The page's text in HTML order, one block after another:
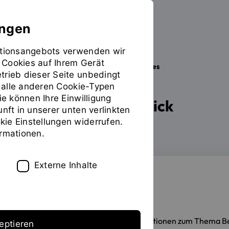
Sie
befinden
sich
auf
der
Seite
"Formales"
Studieren Im Studium Formales
Formales im Überblick
Hier erhalten Sie alle Informationen zum Thema
verwenden wir
auf Ihrem Gerät
dieser Seite unbedingt
anderen Cookie-Typen
können Ihre Einwilligung
in unserer unten verlinkten
Einstellungen widerrufen.
Externe Inhalte